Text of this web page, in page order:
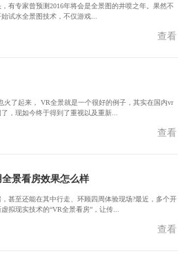
有专家曾预测2016年将会是全景图的井喷之年。果然不
试水全景图技术，不仅游戏...
查看
火了起来， VR全景就是一个很好的例子，其实在国内vr
，现如今终于得到了重视以及重新...
查看
景看房效果怎么样
甚至还能在其中行走、环顾四周体验现场?最近，多个开
拟现实技术的“VR全景看房”，让传...
查看